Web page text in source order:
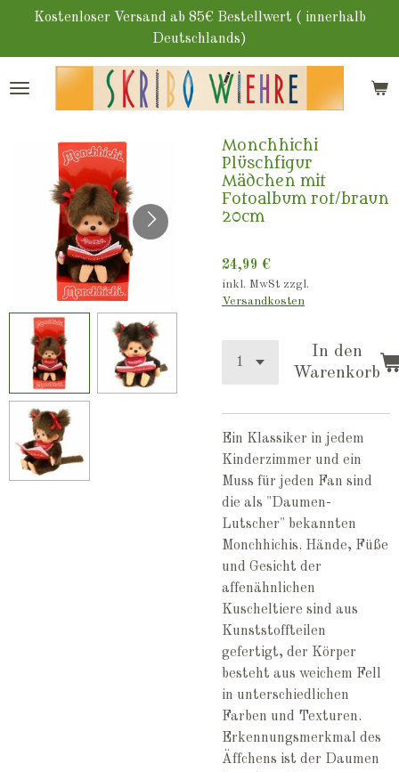
Zum
springen
Kostenloser Versand ab 85€ Bestellwert ( innerhalb
Deutschlands)
Monchhichi
Plüschfigur
Mädchen mit
Fotoalbum rot/braun
20cm
24,99 €
inkl. MwSt zzgl.
Versandkosten
In den
Warenkorb
Ein Klassiker in jedem
Kinderzimmer und ein
Muss für jeden Fan sind
die als "Daumen-
Lutscher" bekannten
Monchhichis. Hände, Füße
und Gesicht der
affenähnlichen
Kuscheltiere sind aus
Kunststoffteilen
gefertigt, der Körper
besteht aus weichem Fell
in unterschiedlichen
Farben und Texturen.
Erkennungsmerkmal des
Äffchens ist der Daumen